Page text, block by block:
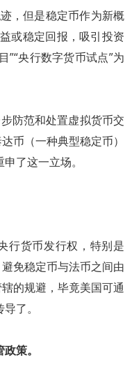
，但是稳定币作为新概
或稳定回报，吸引投资
”“央行数字货币试点”为
防范和处置虚拟货币交
币（一种典型稳定币）
了这一立场。
行货币发行权，特别是
免稳定币与法币之间由
的规避，毕竟美国可通
了。
策。